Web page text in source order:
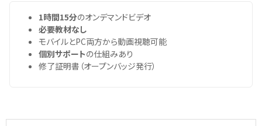
1時間15分のオンデマンドビデオ
必要教材なし
モバイルとPC両方から動画視聴可能
個別サポートの仕組みあり
修了証明書（オープンバッジ発行）